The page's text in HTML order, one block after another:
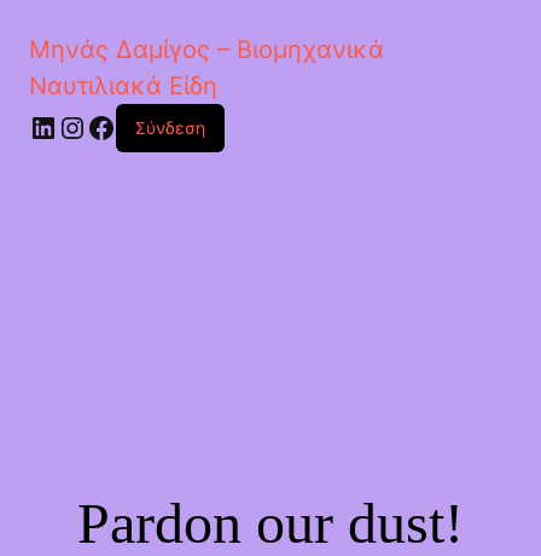
Μηνάς Δαμίγος – Βιομηχανικά
Ναυτιλιακά Είδη
Linkedin
Instagram
Facebook
Σύνδεση
Pardon our dust!